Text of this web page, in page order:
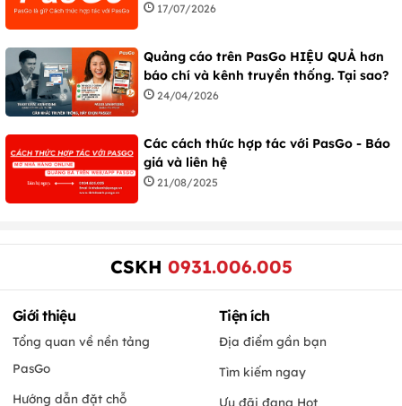
17/07/2026
Quảng cáo trên PasGo HIỆU QUẢ hơn
báo chí và kênh truyền thống. Tại sao?
24/04/2026
Các cách thức hợp tác với PasGo - Báo
giá và liên hệ
21/08/2025
CSKH 0931.006.005
Giới thiệu
Tổng quan về nền tảng
PasGo
Hướng dẫn đặt chỗ
Tiện ích
Địa điểm gần bạn
Tìm kiếm ngay
Ưu đãi đang Hot